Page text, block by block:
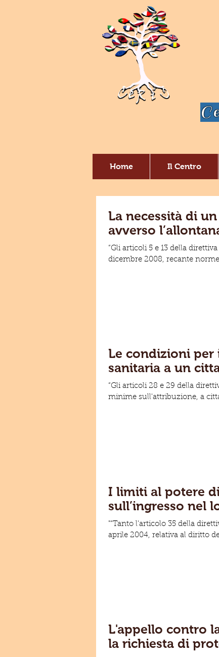
Home Il Centro
La necessità di
avverso
“Gli articoli 5 e 13 della
dicembre 2008, recante
Le condizioni per
sanitaria a un
“Gli articoli 28 e 29 della
minime sull'attribuzione, a
I limiti al potere
sull’ingresso nel
"“Tanto l'articolo 35 della
aprile 2004, relativa al diritto
L'appello contro
la richiesta di